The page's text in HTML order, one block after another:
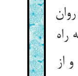
از